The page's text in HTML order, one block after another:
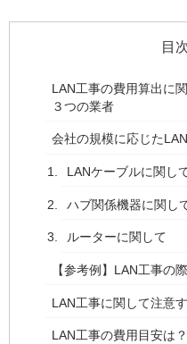
目
LAN工事の費用算出に
３つの業者
会社の規模に応じた
LANケーブルに関し
ハブ関係機器に関し
ルーターに関して
【参考例】LAN工事の
LAN工事に関して注意
LAN工事の費用目安は